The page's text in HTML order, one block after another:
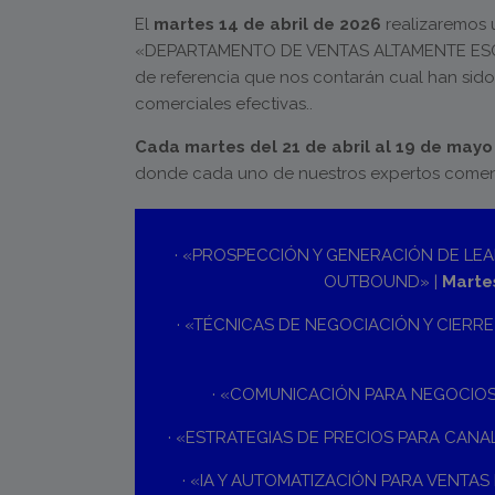
El martes 14 de abril de 2026 realizaremos
«DEPARTAMENTO DE VENTAS ALTAMENTE
de referencia que nos contarán cual han
comerciales efectivas..
Cada martes del 21 de abril al 19 de mayo
donde cada uno de nuestros expertos
· «PROSPECCIÓN Y GENERACIÓN DE
OUTBOUND» |
· «TÉCNICAS DE NEGOCIACIÓN Y
· «COMUNICACIÓN PARA
· «ESTRATEGIAS DE PRECIOS PARA
· «IA Y AUTOMATIZACIÓN PARA